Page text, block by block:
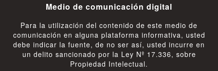
Medio de comunicación digital
Para la utilización del contenido de este medio de
comunicación en alguna plataforma informativa, usted
debe indicar la fuente, de no ser así, usted incurre en
un delito sancionado por la Ley Nº 17.336, sobre
Propiedad Intelectual.